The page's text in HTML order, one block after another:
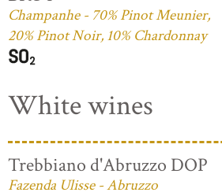
Champanhe - 70% Pinot Meunier,
20% Pinot Noir, 10% Chardonnay
White wines
Trebbiano d'Abruzzo DOP
Fazenda Ulisse - Abruzzo